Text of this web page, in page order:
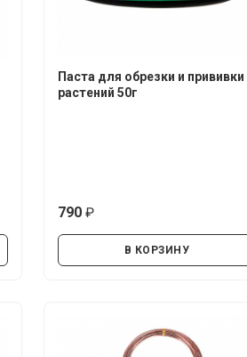
Паста для обрезки и прививки
растений 50г
790
В КОРЗИНУ